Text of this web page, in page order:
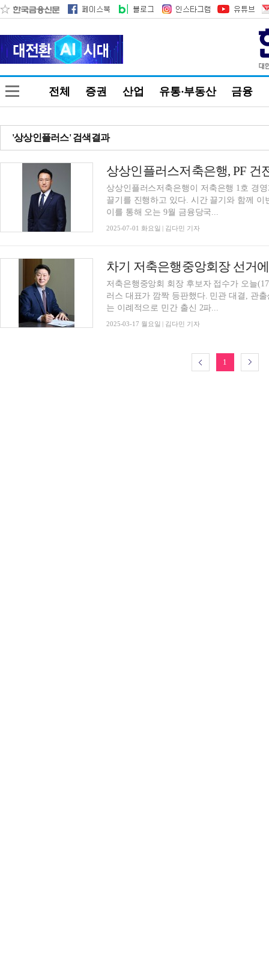
전체 증권 산업 유통·부동산 금융
'상상인플러스' 검색결과
상상인플러스저축은행이 저축은행 1호 경
끌기를 진행하고 있다. 시간 끌기와 함께
이를 통해 오는 9월 금융당국...
2025-07-01 화요일 | 김다민 기자
저축은행중앙회 회장 후보자 접수가 오늘
러스 대표가 깜짝 등판했다. 민관 대결, 관
는 이례적으로 민간 출신 2파...
2025-03-17 월요일 | 김다민 기자
1